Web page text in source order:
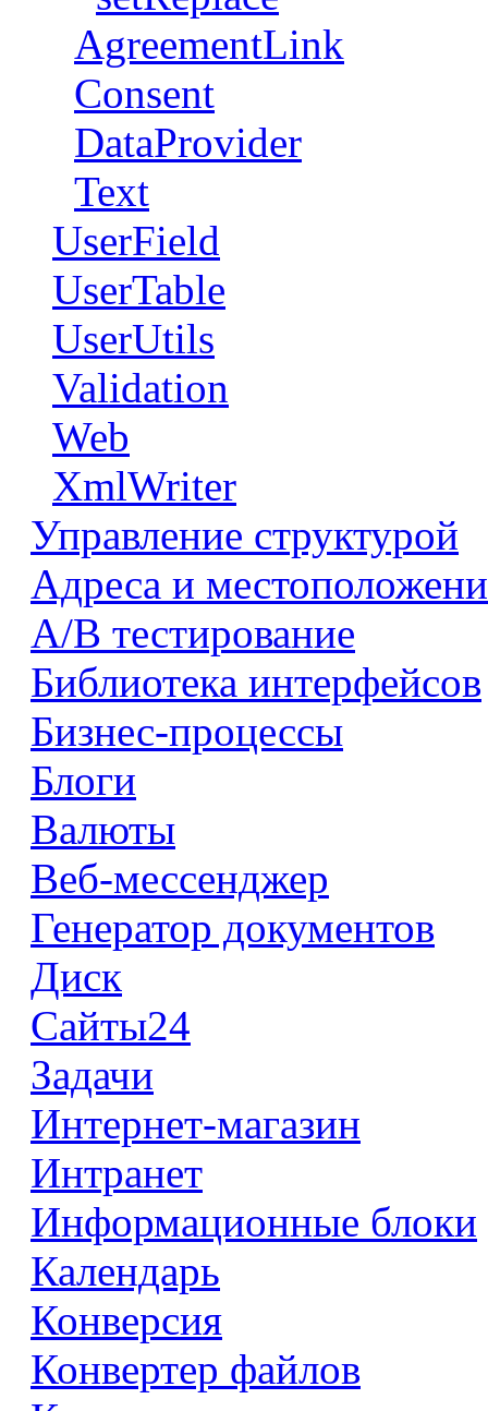
AgreementLink
Consent
DataProvider
Text
UserField
UserTable
UserUtils
Validation
Web
XmlWriter
Управление структурой
Адреса и
А/В тестирование
Библиотека интерфейсов
Бизнес-процессы
Блоги
Валюты
Веб-мессенджер
Генератор документов
Диск
Сайты24
Задачи
Интернет-магазин
Интранет
Информационные блоки
Календарь
Конверсия
Конвертер файлов